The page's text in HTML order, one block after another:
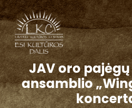
JAV oro
ansamblio